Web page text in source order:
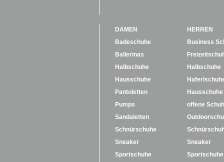
DAMEN
Badeschuhe
Ballerinas
Halbschuhe
Hausschuhe
Pantoletten
Pumps
Sandaletten
Schnürschuhe
Sneaker
Sportschuhe
HERREN
Business
Halbschuhe
Hausschuhe
offene
Sneaker
Sportschuhe